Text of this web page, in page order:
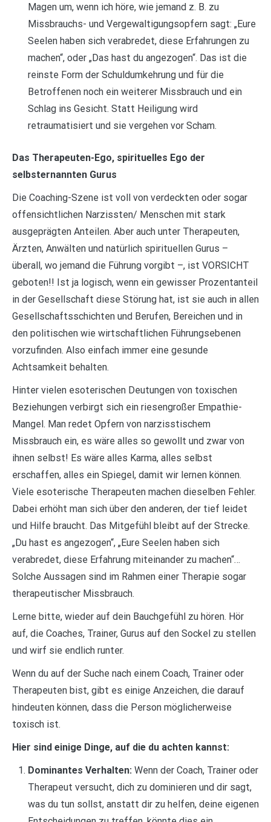
Magen um, wenn ich höre, wie jemand z. B. zu
Missbrauchs- und Vergewaltigungsopfern sagt: „Eure
Seelen haben sich verabredet, diese Erfahrungen zu
machen“, oder „Das hast du angezogen“. Das ist die
reinste Form der Schuldumkehrung und für die
Betroffenen noch ein weiterer Missbrauch und ein
Schlag ins Gesicht. Statt Heiligung wird
retraumatisiert und sie vergehen vor Scham.
Das Therapeuten-Ego, spirituelles Ego der
selbsternannten Gurus
Die Coaching-Szene ist voll von verdeckten oder sogar
offensichtlichen Narzissten/ Menschen mit stark
ausgeprägten Anteilen. Aber auch unter Therapeuten,
Ärzten, Anwälten und natürlich spirituellen Gurus –
überall, wo jemand die Führung vorgibt –, ist VORSICHT
geboten!! Ist ja logisch, wenn ein gewisser Prozentanteil
in der Gesellschaft diese Störung hat, ist sie auch in allen
Gesellschaftsschichten und Berufen, Bereichen und in
den politischen wie wirtschaftlichen Führungsebenen
vorzufinden. Also einfach immer eine gesunde
Achtsamkeit behalten.
Hinter vielen esoterischen Deutungen von toxischen
Beziehungen verbirgt sich ein riesengroßer Empathie-
Mangel. Man redet Opfern von narzisstischem
Missbrauch ein, es wäre alles so gewollt und zwar von
ihnen selbst! Es wäre alles Karma, alles selbst
erschaffen, alles ein Spiegel, damit wir lernen können.
Viele esoterische Therapeuten machen dieselben Fehler.
Dabei erhöht man sich über den anderen, der tief leidet
und Hilfe braucht. Das Mitgefühl bleibt auf der Strecke.
„Du hast es angezogen“, „Eure Seelen haben sich
verabredet, diese Erfahrung miteinander zu machen“…
Solche Aussagen sind im Rahmen einer Therapie sogar
therapeutischer Missbrauch.
Lerne bitte, wieder auf dein Bauchgefühl zu hören. Hör
auf, die Coaches, Trainer, Gurus auf den Sockel zu stellen
und wirf sie endlich runter.
Wenn du auf der Suche nach einem Coach, Trainer oder
Therapeuten bist, gibt es einige Anzeichen, die darauf
hindeuten können, dass die Person möglicherweise
toxisch ist.
Hier sind einige Dinge, auf die du achten kannst:
Dominantes Verhalten: Wenn der Coach, Trainer oder
Therapeut versucht, dich zu dominieren und dir sagt,
was du tun sollst, anstatt dir zu helfen, deine eigenen